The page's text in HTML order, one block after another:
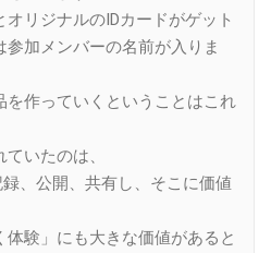
リジナルのIDカードがゲット
加メンバーの名前が入りま
を作っていくということはこれ
いたのは、
、公開、共有し、そこに価値
体験」にも大きな価値があると